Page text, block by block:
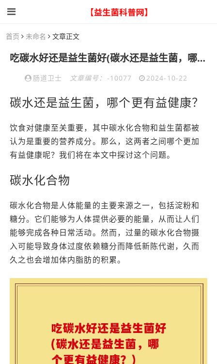
首页 未命名 文章正文
吃碳水好还是益生菌好(碳水还是益生菌，哪个更有益健康？)
肠道卫士 文章编号： -10077 2024-10-22
碳水还是益生菌，哪个更有益健康？
饮食对健康至关重要，其中碳水化合物和益生菌都被
认为是重要的营养成分。那么，这两者之间哪个更加
有益健康呢？我们将在本文中探讨这个问题。
碳水化合物
碳水化合物是人体能量的主要来源之一，包括淀粉和
糖分。它们能够为人体提供必要的能量，从而让人们
能够完成各种日常活动。然而，过量的碳水化合物摄
入可能导致身体过度依赖糖分而降低新陈代谢，久而
久之也会增加体内脂肪的积累。